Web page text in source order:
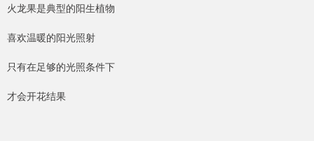
火龙果是典型的阳生植物
喜欢温暖的阳光照射
只有在足够的光照条件下
才会开花结果